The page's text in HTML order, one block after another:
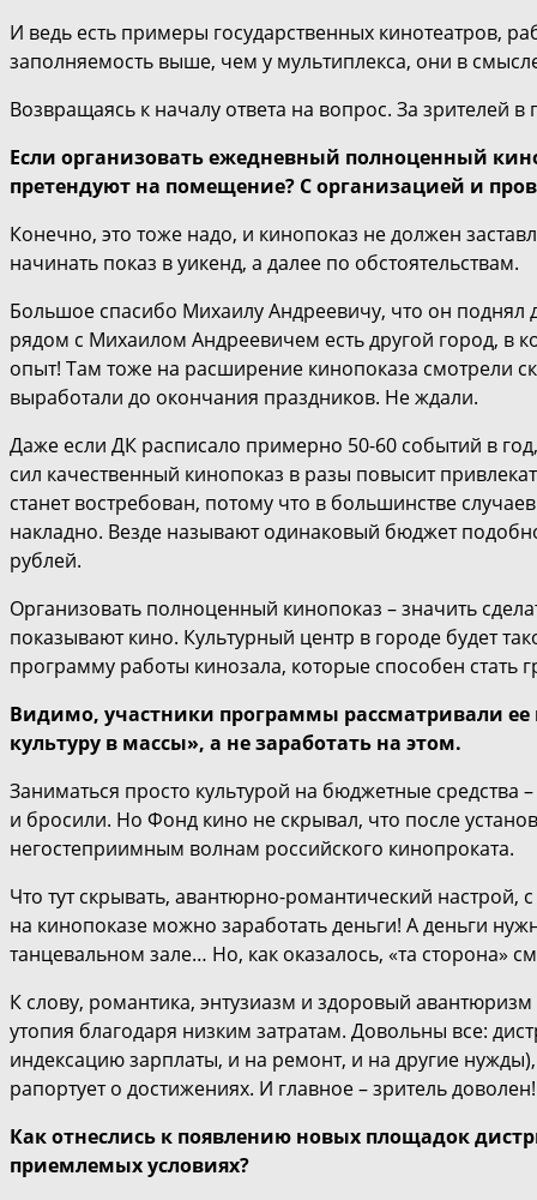
И ведь есть примеры государственных кинотеатров,
заполняемость выше, чем у мультиплекса, они в
Возвращаясь к началу ответа на вопрос. За зрителей
Если организовать ежедневный полноценный
претендуют на помещение? С организацией и
Конечно, это тоже надо, и кинопоказ не должен
начинать показ в уикенд, а далее по обстоятельствам.
Большое спасибо Михаилу Андреевичу, что он
рядом с Михаилом Андреевичем есть другой город, в
опыт! Там тоже на расширение кинопоказа смотрели
выработали до окончания праздников. Не ждали.
Даже если ДК расписало примерно 50-60 событий в
сил качественный кинопоказ в разы повысит
станет востребован, потому что в большинстве
накладно. Везде называют одинаковый бюджет
рублей.
Организовать полноценный кинопоказ – значить
показывают кино. Культурный центр в городе будет
программу работы кинозала, которые способен
Видимо, участники программы рассматривали ее
культуру в массы», а не заработать на этом.
Заниматься просто культурой на бюджетные средства
и бросили. Но Фонд кино не скрывал, что после
негостеприимным волнам российского кинопроката.
Что тут скрывать, авантюрно-романтический
на кинопоказе можно заработать деньги! А деньги
танцевальном зале… Но, как оказалось, «та сторона»
К слову, романтика, энтузиазм и здоровый
утопия благодаря низким затратам. Довольны все:
индексацию зарплаты, и на ремонт, и на другие
рапортует о достижениях. И главное – зритель доволен!
Как отнеслись к появлению новых площадок
приемлемых условиях?